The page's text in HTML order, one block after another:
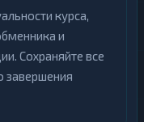
курса,
и
Сохраняйте все
завершения